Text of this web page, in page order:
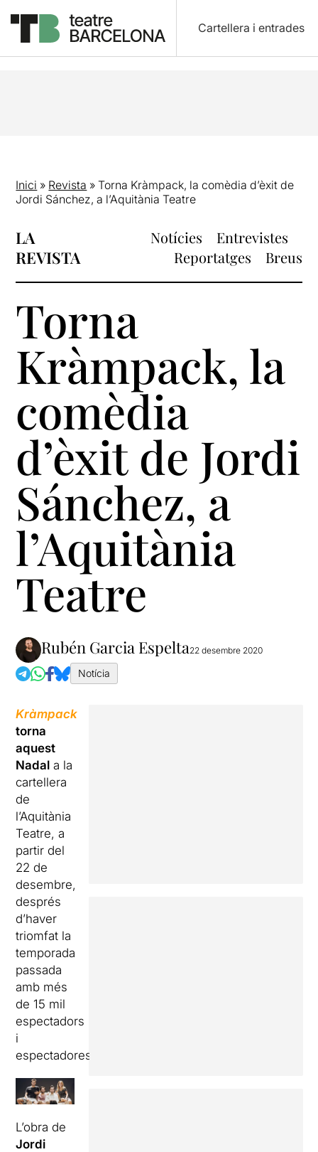
Cartellera i entrades
Inici » Revista »Torna Kràmpack, la comèdia d’èxit de
Jordi Sánchez, a l’Aquitània Teatre
LA
REVISTA
Notícies
Entrevistes
Reportatges
Breus
Torna
Kràmpack, la
comèdia
d’èxit de Jordi
Sánchez, a
l’Aquitània
Teatre
Rubén Garcia Espelta22 desembre 2020
Notícia
Kràmpack
torna
aquest
Nadal a la
cartellera
de
l’Aquitània
Teatre, a
partir del
22 de
desembre,
després
d’haver
triomfat la
temporada
passada
amb més
de 15 mil
espectadors
i
espectadores.
L’obra de
Jordi